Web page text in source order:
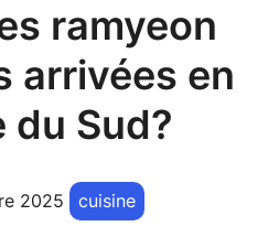
ramyeon
arrivées en
du Sud?
2025 cuisine